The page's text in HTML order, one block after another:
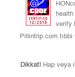
verify
Pillintrip.com
Dikkat! Hap veya